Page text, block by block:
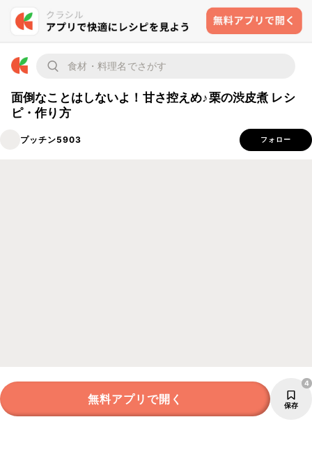
面倒なことはしないよ！甘さ控えめ♪栗の渋皮煮 レシ
ピ・作り方
プッチン5903 フォロー
無料アプリで開く 保存
4